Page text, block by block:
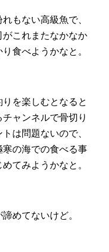
もない高級魚で、
これまたなかなか
食べようかなと。
を楽しむとなると
ャンネルで骨切り
は問題ないので、
の海での食べる事
てみようかなと。
めてないけど。